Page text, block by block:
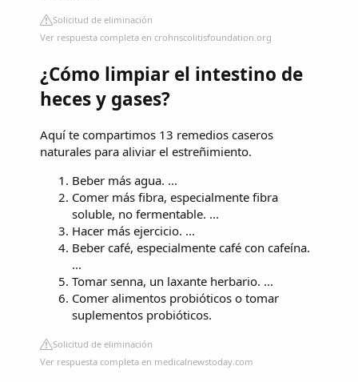
Solicitud de eliminación
Ver respuesta completa en crohnscolitisfoundation.org
¿Cómo limpiar el intestino de
heces y gases?
Aquí te compartimos 13 remedios caseros
naturales para aliviar el estreñimiento.
Beber más agua. ...
Comer más fibra, especialmente fibra
soluble, no fermentable. ...
Hacer más ejercicio. ...
Beber café, especialmente café con cafeína.
...
Tomar senna, un laxante herbario. ...
Comer alimentos probióticos o tomar
suplementos probióticos.
Solicitud de eliminación
Ver respuesta completa en medicalnewstoday.com